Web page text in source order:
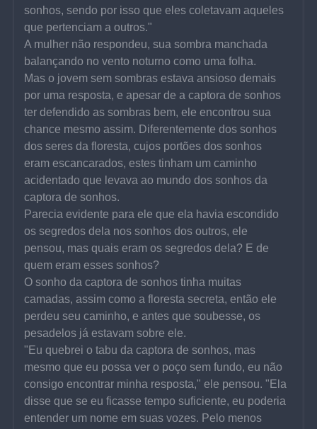
sonhos, sendo por isso que eles coletavam aqueles
que pertenciam a outros."
A mulher não respondeu, sua sombra manchada
balançando no vento noturno como uma folha.
Mas o jovem sem sombras estava ansioso demais
por uma resposta, e apesar de a captora de sonhos
ter defendido as sombras bem, ele encontrou sua
chance mesmo assim. Diferentemente dos sonhos
dos seres da floresta, cujos portões dos sonhos
eram escancarados, estes tinham um caminho
acidentado que levava ao mundo dos sonhos da
captora de sonhos.
Parecia evidente para ele que ela havia escondido
os segredos dela nos sonhos dos outros, ele
pensou, mas quais eram os segredos dela? E de
quem eram esses sonhos?
O sonho da captora de sonhos tinha muitas
camadas, assim como a floresta secreta, então ele
perdeu seu caminho, e antes que soubesse, os
pesadelos já estavam sobre ele.
"Eu quebrei o tabu da captora de sonhos, mas
mesmo que eu possa ver o poço sem fundo, eu não
consigo encontrar minha resposta," ele pensou. "Ela
disse que se eu ficasse tempo suficiente, eu poderia
entender um nome em suas vozes. Pelo menos